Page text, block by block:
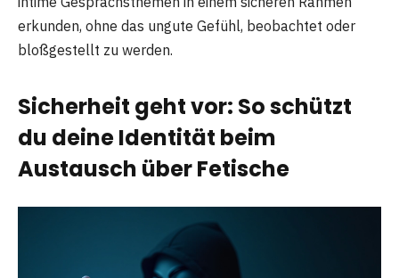
erkunden, ohne das ungute Gefühl, beobachtet oder
bloßgestellt zu werden.
Sicherheit geht vor: So schützt
du deine Identität beim
Austausch über Fetische